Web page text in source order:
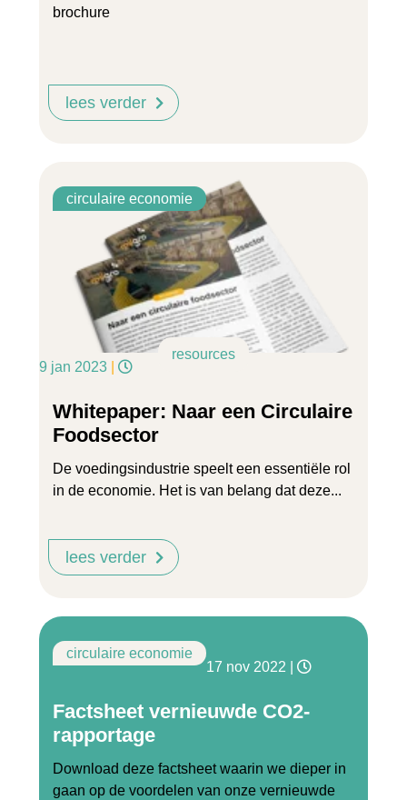
brochure
lees verder
circulaire economie
resources
9 jan 2023
Whitepaper: Naar een Circulaire
Foodsector
De voedingsindustrie speelt een essentiële rol
in de economie. Het is van belang dat deze...
lees verder
circulaire economie
17 nov 2022
Factsheet vernieuwde CO2-
rapportage
Download deze factsheet waarin we dieper in
gaan op de voordelen van onze vernieuwde